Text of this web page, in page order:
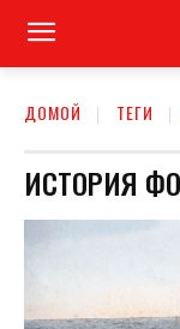
ДОМОЙ ТЕГИ
ИСТОРИЯ